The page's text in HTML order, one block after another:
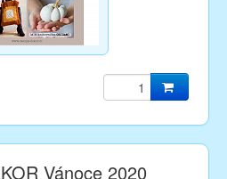
Vánoce 2020